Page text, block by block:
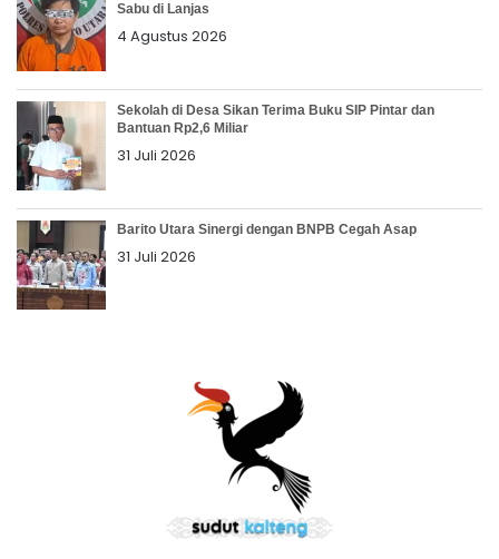
Sabu di Lanjas
4 Agustus 2026
Sekolah di Desa Sikan Terima Buku SIP Pintar dan
Bantuan Rp2,6 Miliar
31 Juli 2026
Barito Utara Sinergi dengan BNPB Cegah Asap
31 Juli 2026